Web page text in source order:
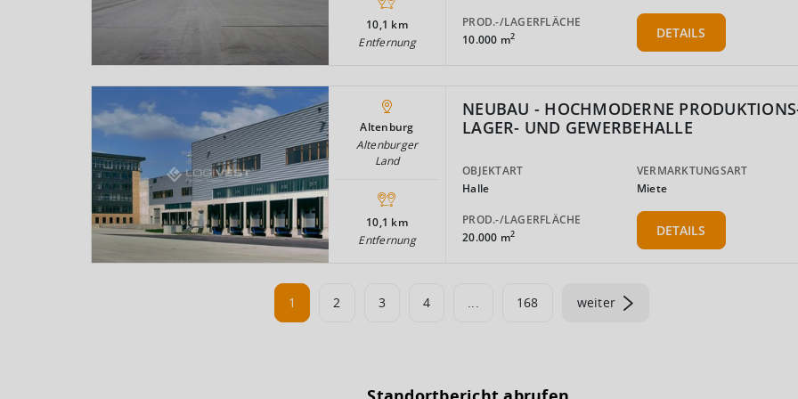
10,1 km
Entfernung
PROD.-/LAGERFLÄCHE
10.000 m2 DETAILS
Altenburg
Altenburger
Land
10,1 km
Entfernung
NEUBAU - HOCHMODERNE
LAGER- UND GEWERBEHALLE
OBJEKTART
Halle
VERMARKTUNGSART
Miete
PROD.-/LAGERFLÄCHE
20.000 m2 DETAILS
1 2 3 4 168 weiter